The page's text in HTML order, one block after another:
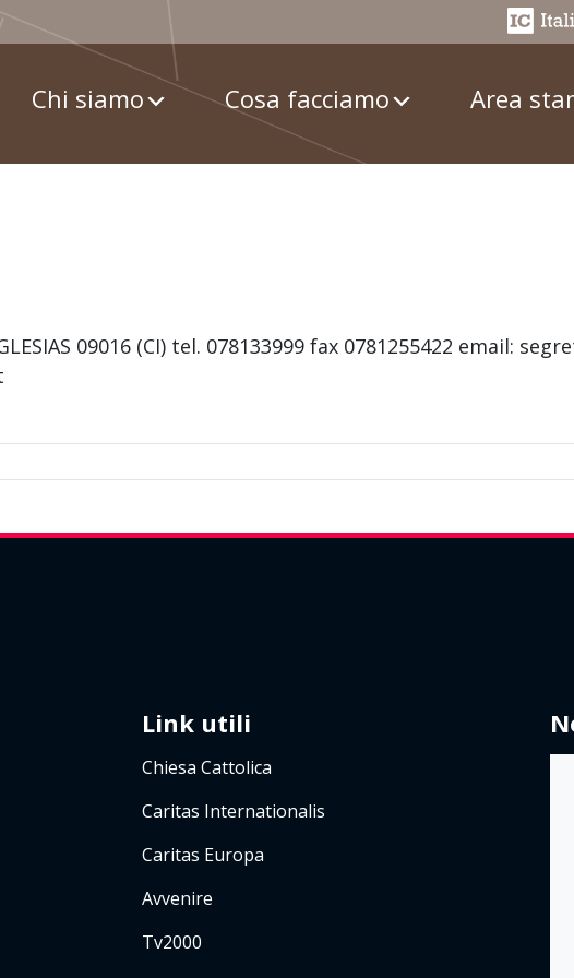
Chi siamo Cosa facciamo Area
09016 (CI) tel. 078133999 fax 0781255422 email:
Link utili
Chiesa Cattolica
Caritas Internationalis
Caritas Europa
Avvenire
Tv2000